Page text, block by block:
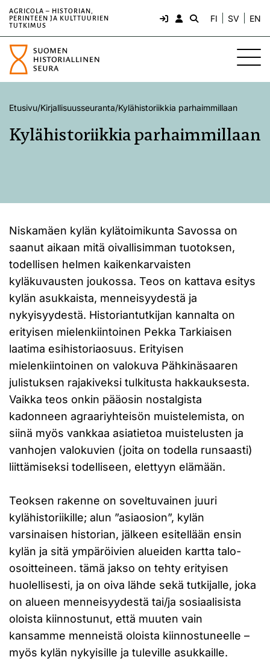
AGRICOLA – HISTORIAN,
PERINTEEN JA KULTTUURIEN
TUTKIMUS
FI SV EN
Etusivu/Kirjallisuusseuranta/Kylähistoriikkia parhaimmillaan
Kylähistoriikkia parhaimmillaan
Niskamäen kylän kylätoimikunta Savossa on
saanut aikaan mitä oivallisimman tuotoksen,
todellisen helmen kaikenkarvaisten
kyläkuvausten joukossa. Teos on kattava esitys
kylän asukkaista, menneisyydestä ja
nykyisyydestä. Historiantutkijan kannalta on
erityisen mielenkiintoinen Pekka Tarkiaisen
laatima esihistoriaosuus. Erityisen
mielenkiintoinen on valokuva Pähkinäsaaren
julistuksen rajakiveksi tulkitusta hakkauksesta.
Vaikka teos onkin pääosin nostalgista
kadonneen agraariyhteisön muistelemista, on
siinä myös vankkaa asiatietoa muistelusten ja
vanhojen valokuvien (joita on todella runsaasti)
liittämiseksi todelliseen, elettyyn elämään.
Teoksen rakenne on soveltuvainen juuri
kylähistoriikille; alun ”asiaosion”, kylän
varsinaisen historian, jälkeen esitellään ensin
kylän ja sitä ympäröivien alueiden kartta talo-
osoitteineen. tämä jakso on tehty erityisen
huolellisesti, ja on oiva lähde sekä tutkijalle, joka
on alueen menneisyydestä tai/ja sosiaalisista
oloista kiinnostunut, että muuten vain
kansamme menneistä oloista kiinnostuneelle –
myös kylän nykyisille ja tuleville asukkaille.